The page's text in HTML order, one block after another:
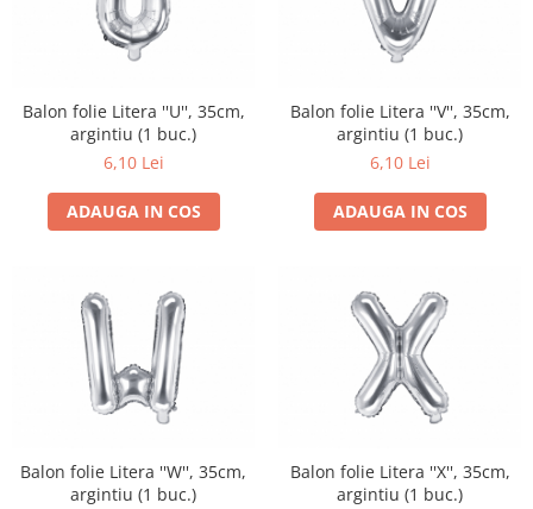
Balon folie Litera ''U'', 35cm,
argintiu (1 buc.)
6,10 Lei
ADAUGA IN COS
Balon folie Litera ''V'', 35cm,
argintiu (1 buc.)
6,10 Lei
ADAUGA IN COS
Balon folie Litera ''W'', 35cm,
argintiu (1 buc.)
Balon folie Litera ''X'', 35cm,
argintiu (1 buc.)